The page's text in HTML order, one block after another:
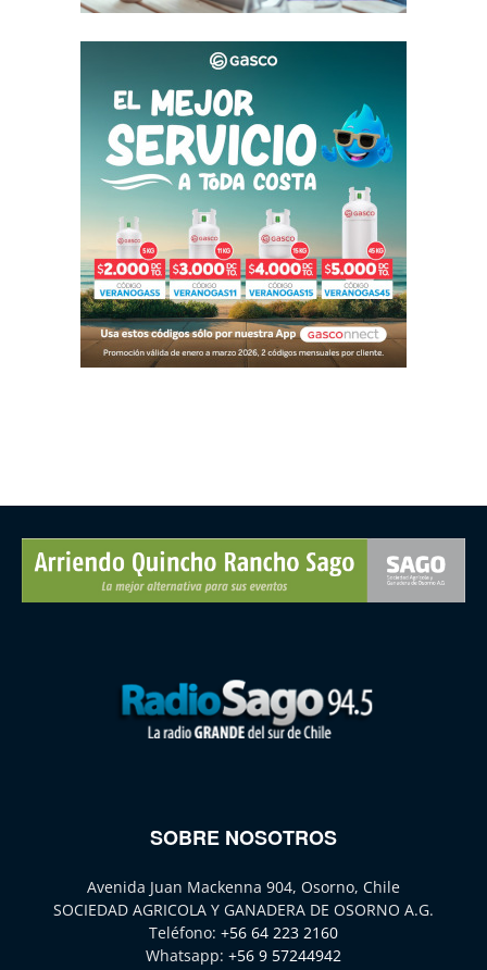
SOBRE NOSOTROS
Avenida Juan Mackenna 904, Osorno, Chile
SOCIEDAD AGRICOLA Y GANADERA DE OSORNO A.G.
Teléfono: +56 64 223 2160
Whatsapp: +56 9 57244942